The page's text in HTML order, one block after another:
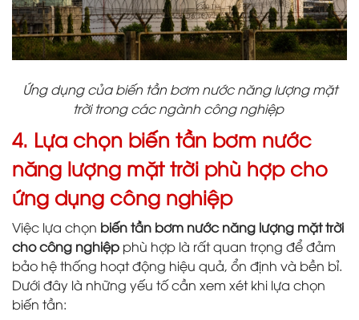
Ứng dụng của biến tần bơm nước năng lượng mặt
trời trong các ngành công nghiệp
4. Lựa chọn biến tần bơm nước
năng lượng mặt trời phù hợp cho
ứng dụng công nghiệp
Việc lựa chọn biến tần bơm nước năng lượng mặt trời
cho công nghiệp phù hợp là rất quan trọng để đảm
bảo hệ thống hoạt động hiệu quả, ổn định và bền bỉ.
Dưới đây là những yếu tố cần xem xét khi lựa chọn
biến tần: